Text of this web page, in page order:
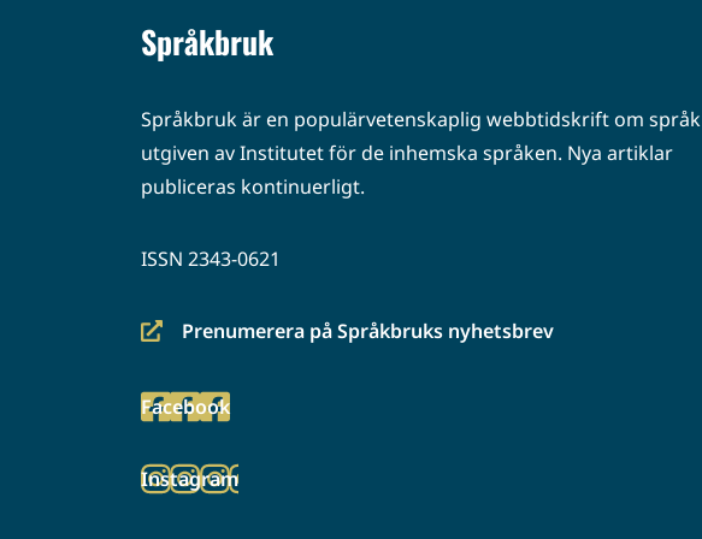
Språkbruk
Språkbruk är en populärvetenskaplig webbtidskrift om språk
utgiven av Institutet för de inhemska språken. Nya artiklar
publiceras kontinuerligt.
ISSN 2343-0621
Prenumerera på Språkbruks nyhetsbrev
(siirryt
palveluun)
Facebook
(siirryt
palveluun)
Instagram
(siirryt